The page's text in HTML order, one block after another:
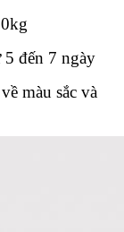
đến 7 ngày
màu sắc và